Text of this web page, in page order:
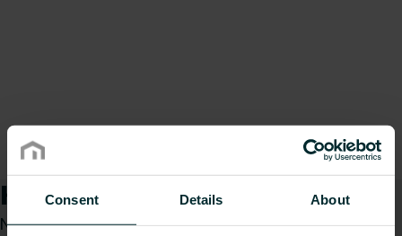
Consent Details About
Kaip galime Jums padėti?
Nesvarbu, ar esate specifikacijų rengėjas,